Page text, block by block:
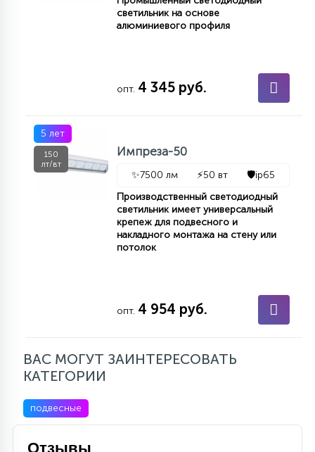
светильник на основе
алюминиевого профиля
опт. 4 345 руб.
5 лет
150
лт/вт
Импреза-50
✨7500 лм ⚡50 вт 🛡️ip65
Производственный светодиодный
светильник имеет универсальный
крепеж для подвесного и
накладного монтажа на стену или
потолок
опт. 4 954 руб.
ВАС МОГУТ ЗАИНТЕРЕСОВАТЬ
КАТЕГОРИИ
подвесные
Отзывы